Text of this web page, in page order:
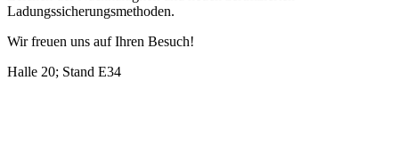
Ladungssicherungsmethoden.
Wir freuen uns auf Ihren Besuch!
Halle 20; Stand E34